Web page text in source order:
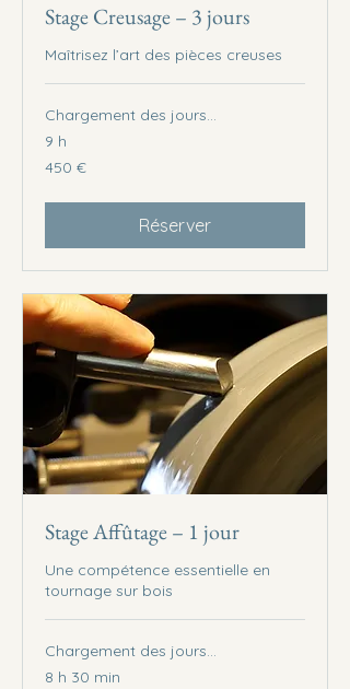
Stage Creusage – 3 jours
Maîtrisez l’art des pièces creuses
Chargement des jours...
9 h
euros
450 €
Réserver
Stage Affûtage – 1 jour
Une compétence essentielle en
tournage sur bois
Chargement des jours...
8 h 30 min